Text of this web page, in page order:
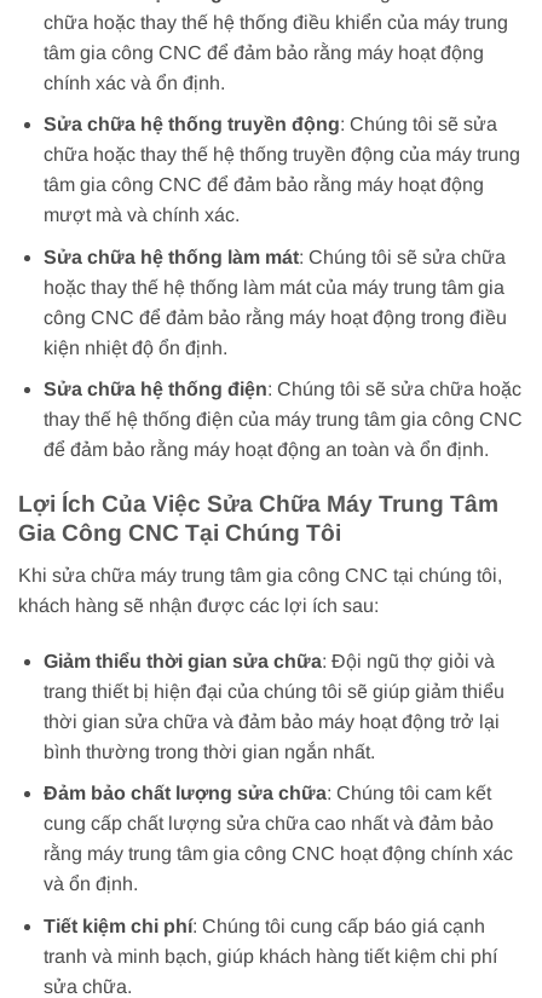
chữa hoặc thay thế hệ thống điều khiển của máy trung
tâm gia công CNC để đảm bảo rằng máy hoạt động
chính xác và ổn định.
Sửa chữa hệ thống truyền động: Chúng tôi sẽ sửa
chữa hoặc thay thế hệ thống truyền động của máy trung
tâm gia công CNC để đảm bảo rằng máy hoạt động
mượt mà và chính xác.
Sửa chữa hệ thống làm mát: Chúng tôi sẽ sửa chữa
hoặc thay thế hệ thống làm mát của máy trung tâm gia
công CNC để đảm bảo rằng máy hoạt động trong điều
kiện nhiệt độ ổn định.
Sửa chữa hệ thống điện: Chúng tôi sẽ sửa chữa hoặc
thay thế hệ thống điện của máy trung tâm gia công CNC
để đảm bảo rằng máy hoạt động an toàn và ổn định.
Lợi Ích Của Việc Sửa Chữa Máy Trung Tâm
Gia Công CNC Tại Chúng Tôi
Khi sửa chữa máy trung tâm gia công CNC tại chúng tôi,
khách hàng sẽ nhận được các lợi ích sau:
Giảm thiểu thời gian sửa chữa: Đội ngũ thợ giỏi và
trang thiết bị hiện đại của chúng tôi sẽ giúp giảm thiểu
thời gian sửa chữa và đảm bảo máy hoạt động trở lại
bình thường trong thời gian ngắn nhất.
Đảm bảo chất lượng sửa chữa: Chúng tôi cam kết
cung cấp chất lượng sửa chữa cao nhất và đảm bảo
rằng máy trung tâm gia công CNC hoạt động chính xác
và ổn định.
Tiết kiệm chi phí: Chúng tôi cung cấp báo giá cạnh
tranh và minh bạch, giúp khách hàng tiết kiệm chi phí
sửa chữa.